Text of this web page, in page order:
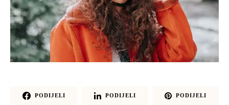
PODIJELI PODIJELI PODIJELI